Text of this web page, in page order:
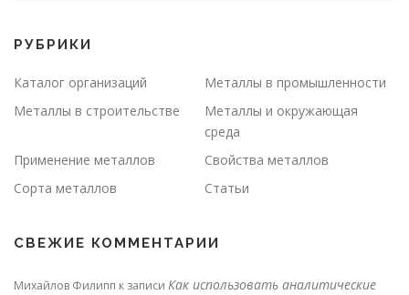
РУБРИКИ
Каталог организаций
Металлы в промышленности
Металлы в строительстве
Металлы и окружающая
среда
Применение металлов
Свойства металлов
Сорта металлов
Статьи
СВЕЖИЕ КОММЕНТАРИИ
Михайлов Филипп к записи Как использовать аналитические